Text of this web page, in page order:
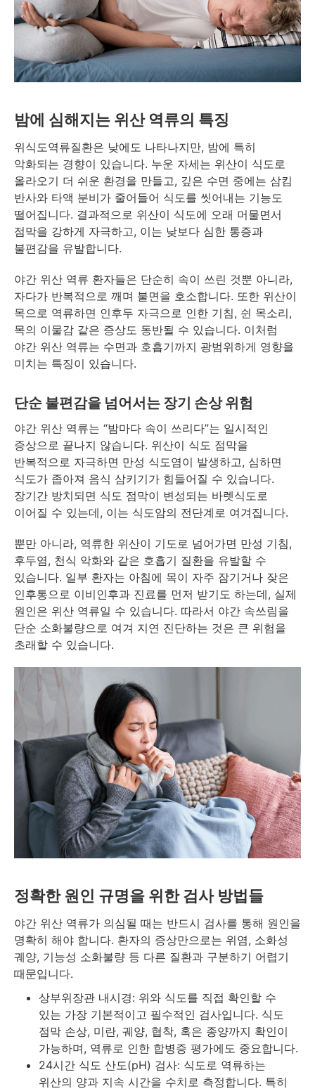
밤에 심해지는 위산 역류의 특징
위식도역류질환은 낮에도 나타나지만, 밤에 특히
악화되는 경향이 있습니다. 누운 자세는 위산이 식도로
올라오기 더 쉬운 환경을 만들고, 깊은 수면 중에는 삼킴
반사와 타액 분비가 줄어들어 식도를 씻어내는 기능도
떨어집니다. 결과적으로 위산이 식도에 오래 머물면서
점막을 강하게 자극하고, 이는 낮보다 심한 통증과
불편감을 유발합니다.
야간 위산 역류 환자들은 단순히 속이 쓰린 것뿐 아니라,
자다가 반복적으로 깨며 불면을 호소합니다. 또한 위산이
목으로 역류하면 인후두 자극으로 인한 기침, 쉰 목소리,
목의 이물감 같은 증상도 동반될 수 있습니다. 이처럼
야간 위산 역류는 수면과 호흡기까지 광범위하게 영향을
미치는 특징이 있습니다.
단순 불편감을 넘어서는 장기 손상 위험
야간 위산 역류는 “밤마다 속이 쓰리다”는 일시적인
증상으로 끝나지 않습니다. 위산이 식도 점막을
반복적으로 자극하면 만성 식도염이 발생하고, 심하면
식도가 좁아져 음식 삼키기가 힘들어질 수 있습니다.
장기간 방치되면 식도 점막이 변성되는 바렛식도로
이어질 수 있는데, 이는 식도암의 전단계로 여겨집니다.
뿐만 아니라, 역류한 위산이 기도로 넘어가면 만성 기침,
후두염, 천식 악화와 같은 호흡기 질환을 유발할 수
있습니다. 일부 환자는 아침에 목이 자주 잠기거나 잦은
인후통으로 이비인후과 진료를 먼저 받기도 하는데, 실제
원인은 위산 역류일 수 있습니다. 따라서 야간 속쓰림을
단순 소화불량으로 여겨 지연 진단하는 것은 큰 위험을
초래할 수 있습니다.
정확한 원인 규명을 위한 검사 방법들
야간 위산 역류가 의심될 때는 반드시 검사를 통해 원인을
명확히 해야 합니다. 환자의 증상만으로는 위염, 소화성
궤양, 기능성 소화불량 등 다른 질환과 구분하기 어렵기
때문입니다.
상부위장관 내시경: 위와 식도를 직접 확인할 수
있는 가장 기본적이고 필수적인 검사입니다. 식도
점막 손상, 미란, 궤양, 협착, 혹은 종양까지 확인이
가능하며, 역류로 인한 합병증 평가에도 중요합니다.
24시간 식도 산도(pH) 검사: 식도로 역류하는
위산의 양과 지속 시간을 수치로 측정합니다. 특히